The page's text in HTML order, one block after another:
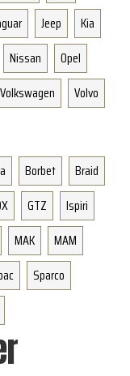
Jeep
Kia
Nissan
Opel
Volkswagen Volvo
Borbet
Braid
GTZ
Ispiri
MAK
MAM
Sparco